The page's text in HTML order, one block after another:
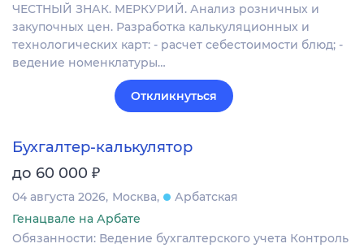
ЧЕСТНЫЙ ЗНАК. МЕРКУРИЙ. Анализ розничных и
закупочных цен. Разработка калькуляционных и
технологических карт: - расчет себестоимости блюд; -
ведение номенклатуры…
Откликнуться
Бухгалтер-калькулятор
до 60 000 ₽
04 августа 2026 Москва
Арбатская
Генацвале на Арбате
Обязанности: Ведение бухгалтерского учета Контроль